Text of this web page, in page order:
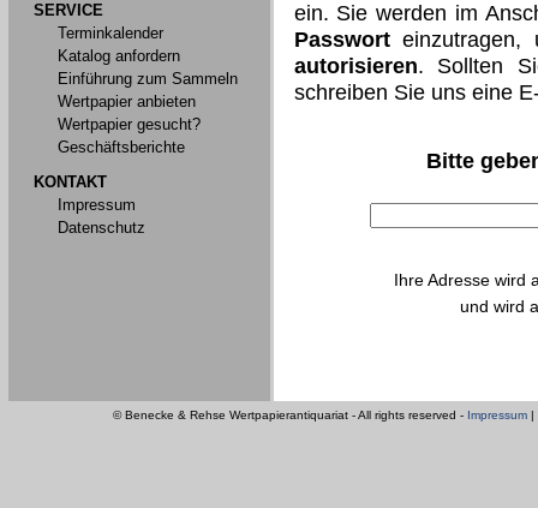
SERVICE
Terminkalender
Katalog anfordern
Einführung zum Sammeln
Wertpapier anbieten
Wertpapier gesucht?
Geschäftsberichte
KONTAKT
Impressum
Datenschutz
ein. Sie werden im
Passworteinzutragen,
autorisieren. Sollten
schreiben Sie uns eine
Bitte
Ihre Adresse wird
und wird
© Benecke & Rehse Wertpapierantiquariat - All rights reserved - Impressum |